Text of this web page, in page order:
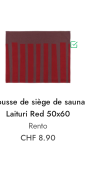
de siège de sauna
Laituri Red 50x60
Rento
CHF 8.90